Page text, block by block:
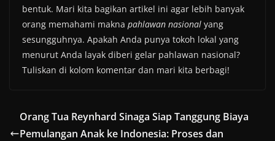
bentuk. Mari kita bagikan artikel ini agar lebih banyak
orang memahami makna pahlawan nasional yang
sesungguhnya. Apakah Anda punya tokoh lokal yang
menurut Anda layak diberi gelar pahlawan nasional?
Tuliskan di kolom komentar dan mari kita berbagi!
Orang Tua Reynhard Sinaga Siap Tanggung Biaya
Pemulangan Anak ke Indonesia: Proses dan